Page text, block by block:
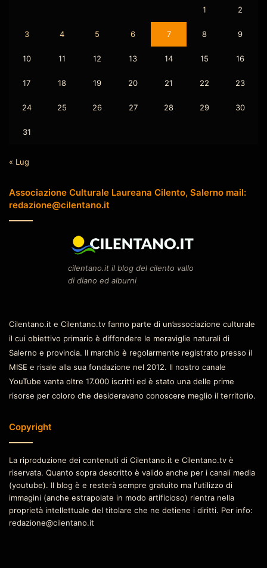
1 2
3 4 5 6 7 8 9
10 11 12 13 14 15 16
17 18 19 20 21 22 23
24 25 26 27 28 29 30
31
« Lug
Associazione Culturale Laureana Cilento, Salerno mail:
redazione@cilentano.it
cilentano.it il blog del cilento vallo
di diano ed alburni
Cilentano.it e Cilentano.tv fanno parte di un’associazione culturale
il cui obiettivo primario è diffondere le meraviglie naturali di
Salerno e provincia. Il marchio è regolarmente registrato presso il
MISE e risale alla sua fondazione nel 2012. Il nostro canale
YouTube vanta oltre 17.000 iscritti ed è stato una delle prime
risorse per coloro che desideravano conoscere meglio il territorio.
Copyright
La riproduzione dei contenuti di Cilentano.it e Cilentano.tv è
riservata. Quanto sopra descritto è valido anche per i canali media
(youtube). Il blog è e resterà sempre gratuito ma l'utilizzo di
immagini (anche estrapolate in modo artificioso) rientra nella
proprietà intellettuale del titolare che ne detiene i diritti. Per info:
redazione@cilentano.it